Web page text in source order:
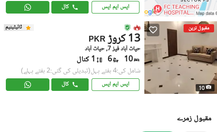
ایس ایم ایس کال
مقبول ترین
10
ٹائیٹینیم
PKR 13 کروڑ
حیات آباد فیز 7, حیات آباد
10
6 1 کنال
شامل کی:4 ہفتے پہل (تبدیلی کی گئی:2 ہفتے پہلے)
ایس ایم ایس کال
مقبول زمرے